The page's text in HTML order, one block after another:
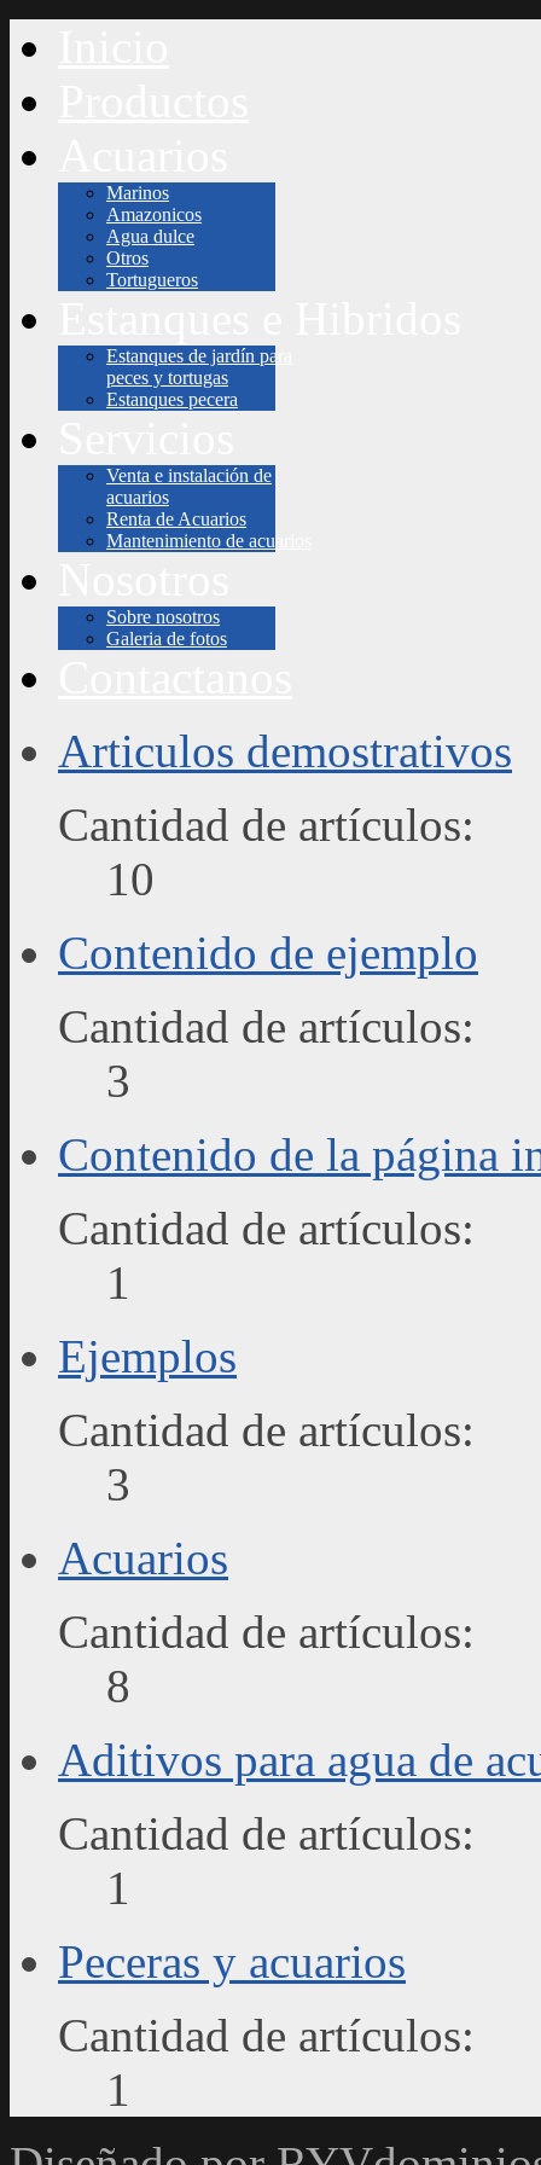
Marinos
Amazonicos
Agua dulce
Otros
Tortugueros
Estanques de jardín para
peces y tortugas
Estanques pecera
Venta e instalación de
acuarios
Renta de Acuarios
Mantenimiento de acuarios
Sobre nosotros
Galeria de fotos
Articulos demostrativos
Cantidad de artículos:
10
Contenido de ejemplo
Cantidad de artículos:
3
Contenido de la página
Cantidad de artículos:
1
Ejemplos
Cantidad de artículos:
3
Acuarios
Cantidad de artículos:
8
Aditivos para agua de
Cantidad de artículos:
1
Peceras y acuarios
Cantidad de artículos:
1